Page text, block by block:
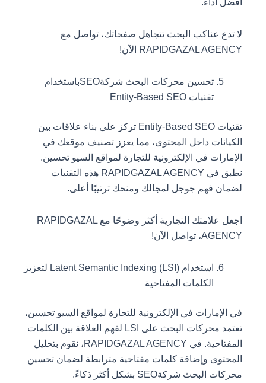
لا تدع عناكب البحث تتجاهل صفحاتك، تواصل مع
RAPIDGAZAL AGENCY الآن!
تحسين محركات البحث شركةSEOباستخدام
تقنيات Entity-Based SEO
تقنيات Entity-Based SEO تركز على بناء علاقات بين
الكيانات داخل المحتوى، مما يعزز تصنيف موقعك في
الإمارات في الإلكترونية للتجارة لمواقع السيو تحسين.
نطبق في RAPIDGAZAL AGENCY هذه التقنيات
لضمان فهم جوجل لمجالك ومنحك ترتيبًا أعلى.
اجعل علامتك التجارية أكثر وضوحًا مع RAPIDGAZAL
AGENCY، تواصل الآن!
استخدام Latent Semantic Indexing (LSI) لتعزيز
الكلمات المفتاحية
في الإمارات في الإلكترونية للتجارة لمواقع السيو تحسين،
تعتمد محركات البحث على LSI لفهم العلاقة بين الكلمات
المفتاحية. في RAPIDGAZAL AGENCY، نقوم بتحليل
المحتوى وإضافة كلمات مفتاحية مترابطة لضمان تحسين
محركات البحث شركةSEO بشكل أكثر ذكاءً.